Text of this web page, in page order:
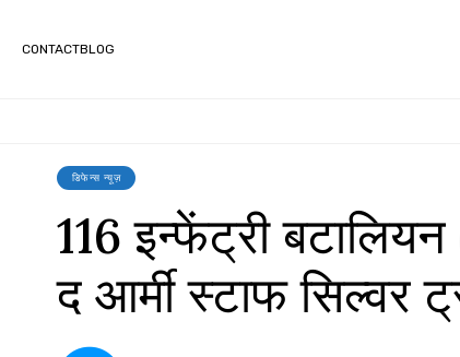
CONTACTBLOG
डिफेन्स न्यूज़
116 इन्फेंट्री
द आर्मी स्टाफ सिल्वर